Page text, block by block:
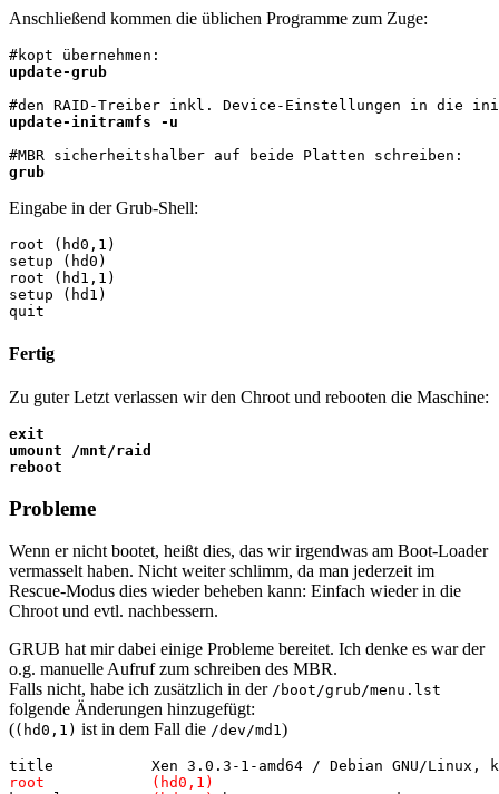
Anschließend kommen die üblichen Programme zum Zuge:
update-grub
update-initramfs -u
grub
Eingabe in der Grub-Shell:
root (hd0,1)
setup (hd0)
root (hd1,1)
setup (hd1)
quit
Fertig
Zu guter Letzt verlassen wir den Chroot und rebooten die Maschine:
exit
umount /mnt/raid
reboot
Probleme
Wenn er nicht bootet, heißt dies, das wir irgendwas am Boot-Loader
vermasselt haben. Nicht weiter schlimm, da man jederzeit im
Rescue-Modus dies wieder beheben kann: Einfach wieder in die
Chroot und evtl. nachbessern.
GRUB hat mir dabei einige Probleme bereitet. Ich denke es war der
o.g. manuelle Aufruf zum schreiben des MBR.
Falls nicht, habe ich zusätzlich in der /boot/grub/menu.lst
folgende Änderungen hinzugefügt:
((hd0,1) ist in dem Fall die /dev/md1)
root            (hd0,1)